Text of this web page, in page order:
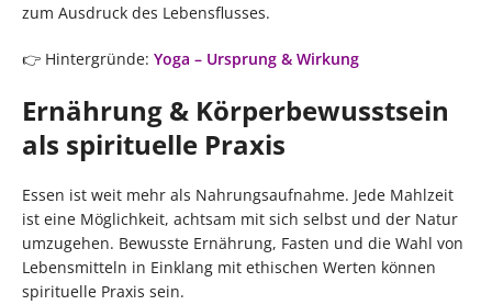
zum Ausdruck des Lebensflusses.
👉 Hintergründe: Yoga – Ursprung & Wirkung
Ernährung & Körperbewusstsein
als spirituelle Praxis
Essen ist weit mehr als Nahrungsaufnahme. Jede Mahlzeit
ist eine Möglichkeit, achtsam mit sich selbst und der Natur
umzugehen. Bewusste Ernährung, Fasten und die Wahl von
Lebensmitteln in Einklang mit ethischen Werten können
spirituelle Praxis sein.